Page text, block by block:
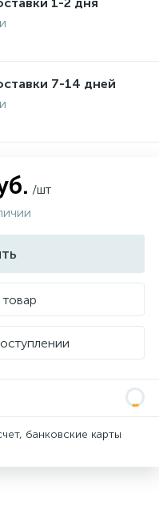
7-14 дней
/шт
товар
банковские карты